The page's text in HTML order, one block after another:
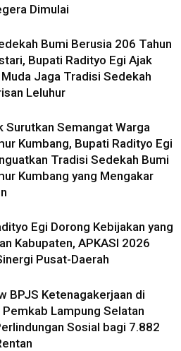
Dimulai
Bumi Berusia 206 Tahun
Bupati Radityo Egi Ajak
Jaga Tradisi Sedekah
Leluhur
Surutkan Semangat Warga
Kumbang, Bupati Radityo Egi
Tradisi Sedekah Bumi
Kumbang yang Mengakar
Egi Dorong Kebijakan yang
Kabupaten, APKASI 2026
Pusat-Daerah
BPJS Ketenagakerjaan di
Pemkab Lampung Selatan
Sosial bagi 7.882